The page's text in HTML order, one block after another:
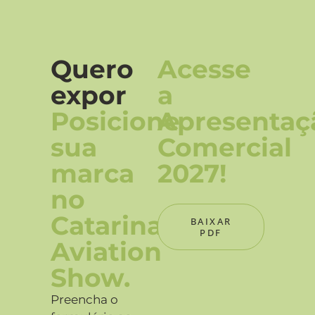
Quero
expor
Posicione
sua
marca
no
Catarina
Aviation
Show.
Preencha o
Acesse
a
Comercial
2027!
BAIXAR
PDF